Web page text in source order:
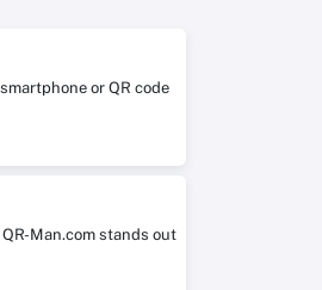
or QR code
Man.com stands out